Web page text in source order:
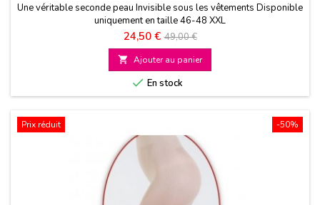
Une véritable seconde peau Invisible sous les vêtements Disponible
uniquement en taille 46-48 XXL
Prix
24,50 € Prix
de
base
49,00 €
 Ajouter au panier
 En stock
-50%
Prix réduit